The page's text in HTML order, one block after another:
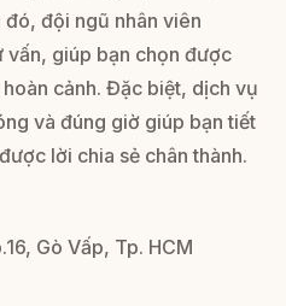
đó, đội ngũ nhân viên
vấn, giúp bạn chọn được
cảnh. Đặc biệt, dịch vụ
và đúng giờ giúp bạn tiết
lời chia sẻ chân thành.
Gò Vấp, Tp. HCM